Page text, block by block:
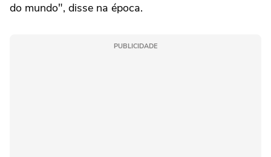
do mundo", disse na época.
PUBLICIDADE